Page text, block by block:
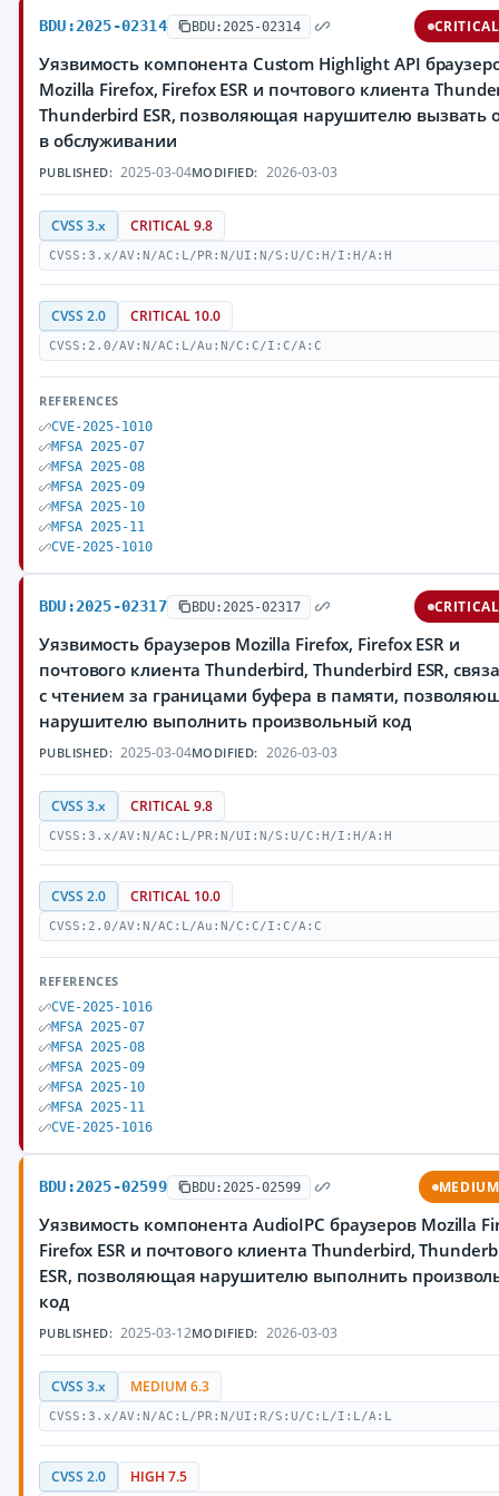
BDU:2025-02314 BDU:2025-02314 CRITICAL
Уязвимость компонента Custom Highlight API
Mozilla Firefox, Firefox ESR и почтового клиента
Thunderbird ESR, позволяющая нарушителю вызвать
в обслуживании
PUBLISHED: 2025-03-04MODIFIED: 2026-03-03
CVSS 3.x CRITICAL 9.8
CVSS:3.x/AV:N/AC:L/PR:N/UI:N/S:U/C:H/I:H/A:H
CVSS 2.0 CRITICAL 10.0
CVSS:2.0/AV:N/AC:L/Au:N/C:C/I:C/A:C
REFERENCES
CVE-2025-1010
MFSA 2025-07
MFSA 2025-08
MFSA 2025-09
MFSA 2025-10
MFSA 2025-11
CVE-2025-1010
BDU:2025-02317 BDU:2025-02317 CRITICAL
Уязвимость браузеров Mozilla Firefox, Firefox ESR и
почтового клиента Thunderbird, Thunderbird ESR,
с чтением за границами буфера в памяти,
нарушителю выполнить произвольный код
PUBLISHED: 2025-03-04MODIFIED: 2026-03-03
CVSS 3.x CRITICAL 9.8
CVSS:3.x/AV:N/AC:L/PR:N/UI:N/S:U/C:H/I:H/A:H
CVSS 2.0 CRITICAL 10.0
CVSS:2.0/AV:N/AC:L/Au:N/C:C/I:C/A:C
REFERENCES
CVE-2025-1016
MFSA 2025-07
MFSA 2025-08
MFSA 2025-09
MFSA 2025-10
MFSA 2025-11
CVE-2025-1016
BDU:2025-02599 BDU:2025-02599 MEDIUM
Уязвимость компонента AudioIPC браузеров Mozilla
Firefox ESR и почтового клиента Thunderbird,
ESR, позволяющая нарушителю выполнить
код
PUBLISHED: 2025-03-12MODIFIED: 2026-03-03
CVSS 3.x MEDIUM 6.3
CVSS:3.x/AV:N/AC:L/PR:N/UI:R/S:U/C:L/I:L/A:L
CVSS 2.0 HIGH 7.5